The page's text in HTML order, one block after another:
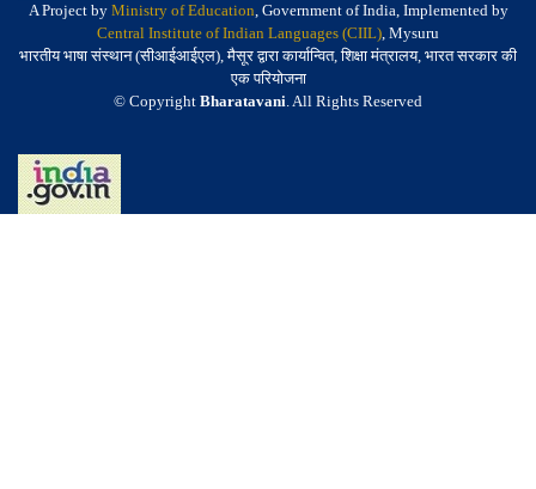
A Project by Ministry of Education, Government of India, Implemented by
Central Institute of Indian Languages (CIIL), Mysuru
भारतीय भाषा संस्थान (सीआईआईएल), मैसूर द्वारा कार्यान्वित, शिक्षा मंत्रालय, भारत सरकार की
एक परियोजना
© Copyright Bharatavani. All Rights Reserved